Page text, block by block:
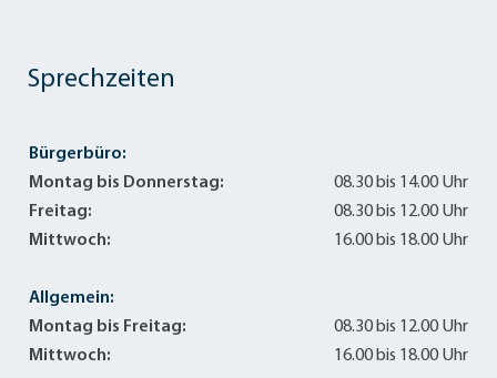
Sprechzeiten
Bürgerbüro:
Montag bis Donnerstag:
08.30 bis 14.00 Uhr
Freitag:
08.30 bis 12.00 Uhr
Mittwoch:
16.00 bis 18.00 Uhr
Allgemein:
Montag bis Freitag:
08.30 bis 12.00 Uhr
Mittwoch:
16.00 bis 18.00 Uhr